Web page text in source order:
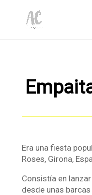
Era una fiesta
Roses, Girona,
Consistía en
desde unas